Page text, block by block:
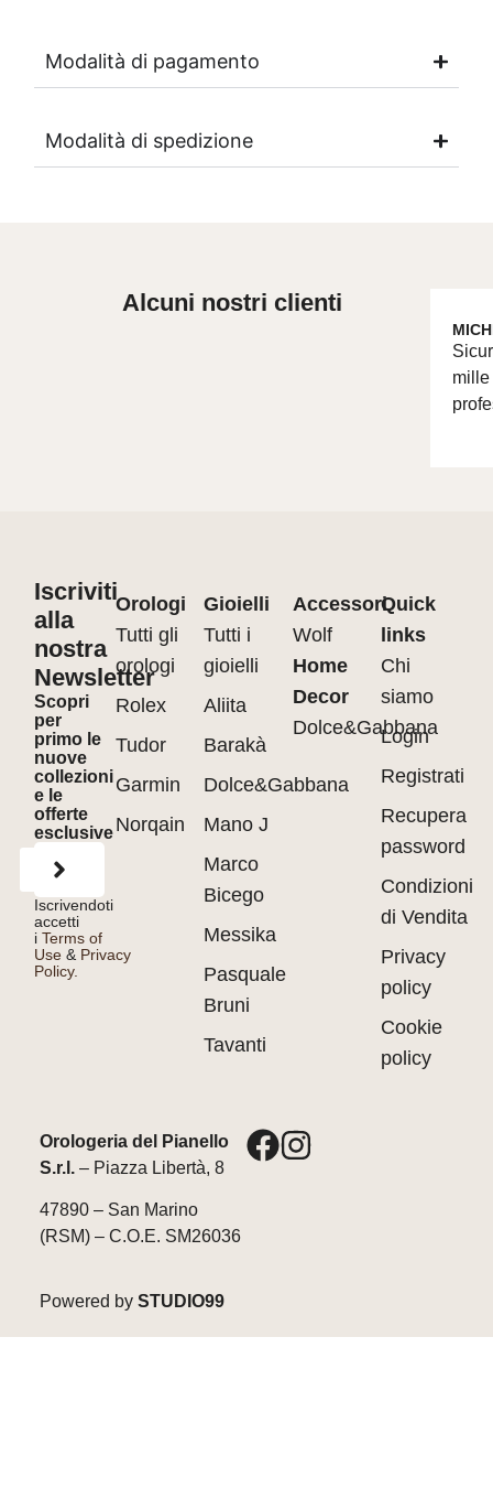
Modalità di pagamento
Modalità di spedizione
Alcuni nostri clienti
mille
Iscriviti
alla
nostra
Newsletter
Scopri
per
primo le
nuove
collezioni
e le
offerte
esclusive
Iscrivendoti
accetti
iTerms of
Use & Privacy
Policy.
Orologi
Tutti gli
orologi
Rolex
Tudor
Garmin
Norqain
Gioielli
Tutti i
gioielli
Aliita
Barakà
Dolce&Gabbana
Mano J
Marco
Bicego
Messika
Pasquale
Bruni
Tavanti
Accessori
Wolf
Home
Decor
Dolce&Gabbana
Quick
links
Chi
siamo
Login
Registrati
Recupera
password
Condizioni
di Vendita
Privacy
policy
Cookie
policy
Orologeria del Pianello
S.r.l.– Piazza Libertà, 8
47890 – San Marino
(RSM) – C.O.E. SM26036
Powered by STUDIO99